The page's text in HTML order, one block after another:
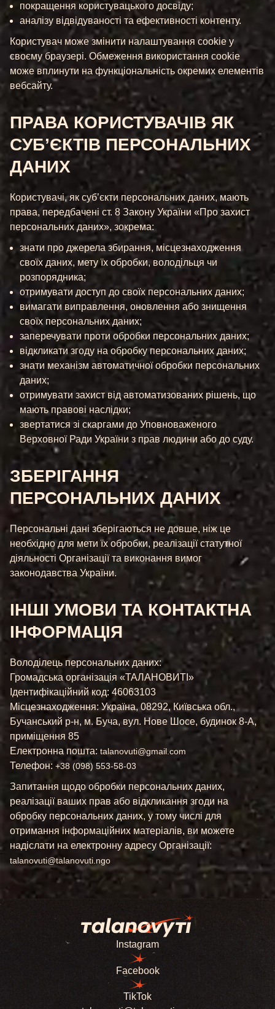
покращення користувацького досвіду;
аналізу відвідуваності та ефективності контенту.
Користувач може змінити налаштування cookie у
своєму браузері. Обмеження використання cookie
може вплинути на функціональність окремих елементів
вебсайту.
ПРАВА КОРИСТУВАЧІВ ЯК
СУБ’ЄКТІВ ПЕРСОНАЛЬНИХ
ДАНИХ
Користувачі, як суб’єкти персональних даних, мають
права, передбачені ст. 8 Закону України «Про захист
персональних даних», зокрема:
знати про джерела збирання, місцезнаходження
своїх даних, мету їх обробки, володільця чи
розпорядника;
отримувати доступ до своїх персональних даних;
вимагати виправлення, оновлення або знищення
своїх персональних даних;
заперечувати проти обробки персональних даних;
відкликати згоду на обробку персональних даних;
знати механізм автоматичної обробки персональних
даних;
отримувати захист від автоматизованих рішень, що
мають правові наслідки;
звертатися зі скаргами до Уповноваженого
Верховної Ради України з прав людини або до суду.
ЗБЕРІГАННЯ
ПЕРСОНАЛЬНИХ ДАНИХ
Персональні дані зберігаються не довше, ніж це
необхідно для мети їх обробки, реалізації статутної
діяльності Організації та виконання вимог
законодавства України.
ІНШІ УМОВИ ТА КОНТАКТНА
ІНФОРМАЦІЯ
Володілець персональних даних:
Громадська організація «ТАЛАНОВИТІ»
Ідентифікаційний код: 46063103
Місцезнаходження: Україна, 08292, Київська обл.,
Бучанський р-н, м. Буча, вул. Нове Шосе, будинок 8-А,
приміщення 85
Електронна пошта: talanovuti@gmail.com
Телефон: +38 (098) 553-58-03
Запитання щодо обробки персональних даних,
реалізації ваших прав або відкликання згоди на
обробку персональних даних, у тому числі для
отримання інформаційних матеріалів, ви можете
надіслати на електронну адресу Організації:
talanovuti@talanovuti.ngo
Instagram
Facebook
TikTok